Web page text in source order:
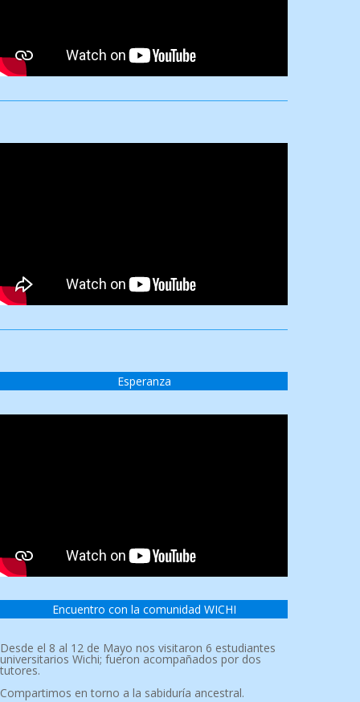
Esperanza
Encuentro con la comunidad WICHI
Desde el 8 al 12 de Mayo nos visitaron 6 estudiantes
universitarios Wichi; fueron acompañados por dos
tutores.
Compartimos en torno a la sabiduría ancestral.